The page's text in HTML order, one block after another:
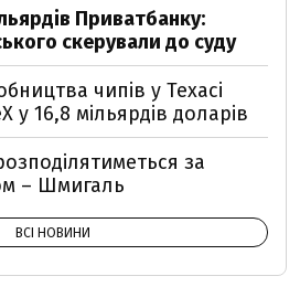
Приватбанку:
скерували до суду
чипів у Техасі
у 16,8 мільярдів доларів
за
– Шмигаль
ВСІ НОВИНИ